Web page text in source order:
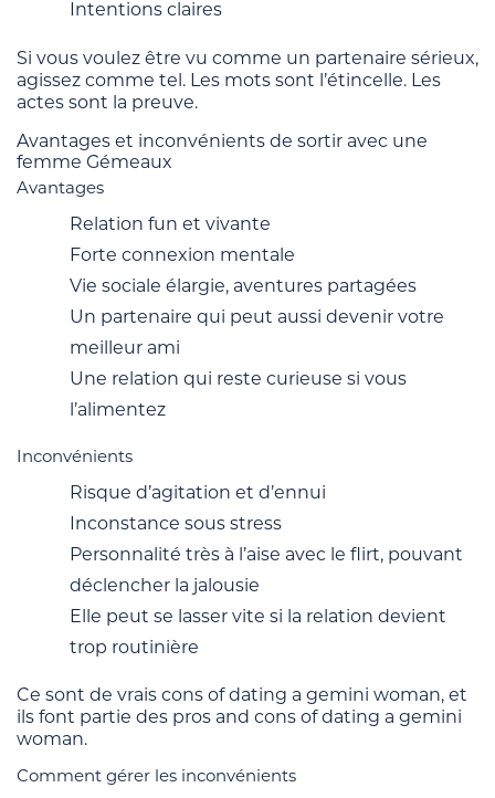
Intentions claires
Si vous voulez être vu comme un partenaire sérieux,
agissez comme tel. Les mots sont l’étincelle. Les
actes sont la preuve.
Avantages et inconvénients de sortir avec une
femme Gémeaux
Avantages
Relation fun et vivante
Forte connexion mentale
Vie sociale élargie, aventures partagées
Un partenaire qui peut aussi devenir votre
meilleur ami
Une relation qui reste curieuse si vous
l’alimentez
Inconvénients
Risque d’agitation et d’ennui
Inconstance sous stress
Personnalité très à l’aise avec le flirt, pouvant
déclencher la jalousie
Elle peut se lasser vite si la relation devient
trop routinière
Ce sont de vrais cons of dating a gemini woman, et
ils font partie des pros and cons of dating a gemini
woman.
Comment gérer les inconvénients